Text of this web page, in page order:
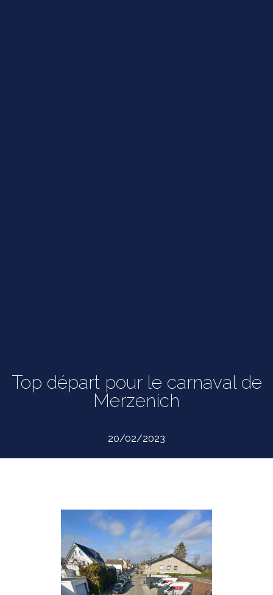
Top départ pour le carnaval de
Merzenich
20/02/2023